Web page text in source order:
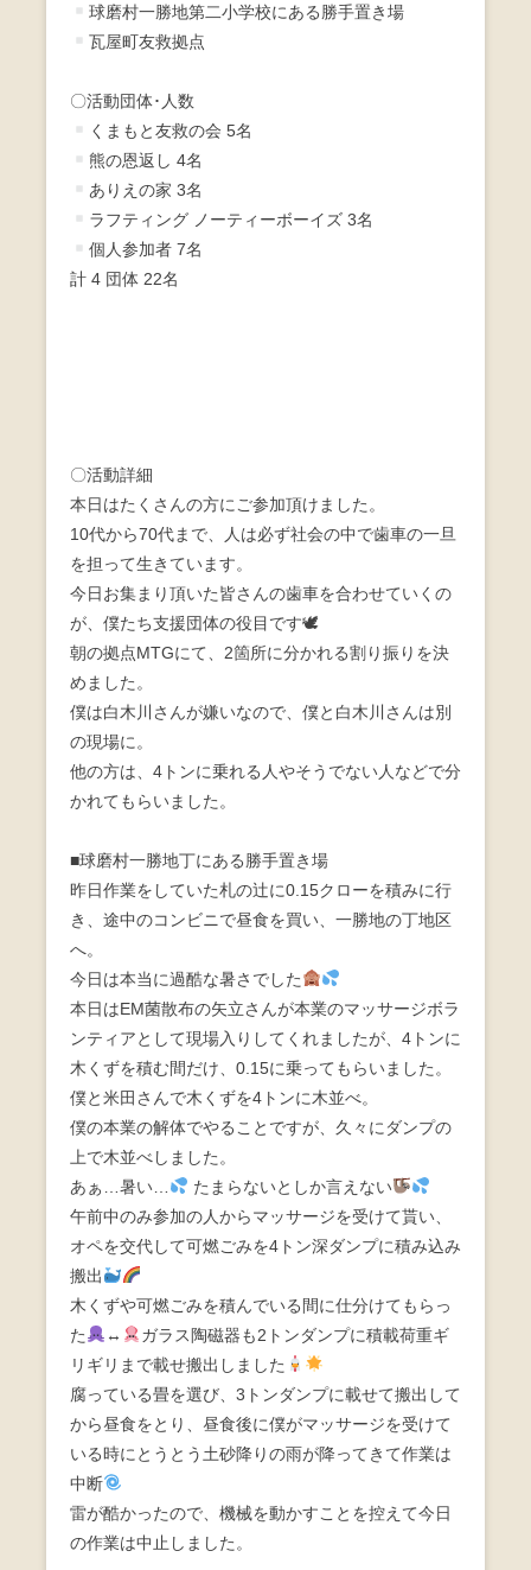
球磨村一勝地第二小学校にある勝手置き場
瓦屋町友救拠点
〇活動団体･人数
くまもと友救の会 5名
熊の恩返し 4名
ありえの家 3名
ラフティング ノーティーボーイズ 3名
個人参加者 7名
計 4 団体 22名
〇活動詳細
本日はたくさんの方にご参加頂けました。
10代から70代まで、人は必ず社会の中で歯車の一旦
を担って生きています。
今日お集まり頂いた皆さんの歯車を合わせていくの
が、僕たち支援団体の役目です🕊
朝の拠点MTGにて、2箇所に分かれる割り振りを決
めました。
僕は白木川さんが嫌いなので、僕と白木川さんは別
の現場に。
他の方は、4トンに乗れる人やそうでない人などで分
かれてもらいました。
■球磨村一勝地丁にある勝手置き場
昨日作業をしていた札の辻に0.15クローを積みに行
き、途中のコンビニで昼食を買い、一勝地の丁地区
へ。
今日は本当に過酷な暑さでした
本日はEM菌散布の矢立さんが本業のマッサージボラ
ンティアとして現場入りしてくれましたが、4トンに
木くずを積む間だけ、0.15に乗ってもらいました。
僕と米田さんで木くずを4トンに木並べ。
僕の本業の解体でやることですが、久々にダンプの
上で木並べしました。
あぁ…暑い…
たまらないとしか言えない
午前中のみ参加の人からマッサージを受けて貰い、
オペを交代して可燃ごみを4トン深ダンプに積み込み
搬出
木くずや可燃ごみを積んでいる間に仕分けてもらっ
た
↔️
ガラス陶磁器も2トンダンプに積載荷重ギ
リギリまで載せ搬出しました
腐っている畳を選び、3トンダンプに載せて搬出して
から昼食をとり、昼食後に僕がマッサージを受けて
いる時にとうとう土砂降りの雨が降ってきて作業は
中断
雷が酷かったので、機械を動かすことを控えて今日
の作業は中止しました。